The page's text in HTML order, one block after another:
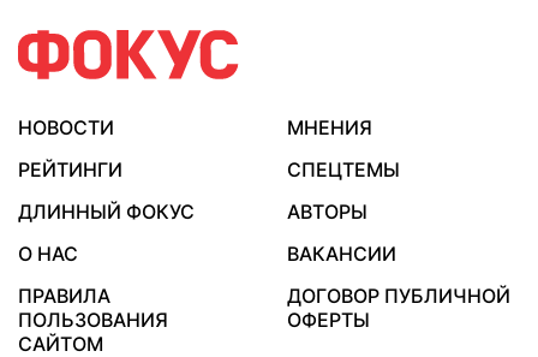
НОВОСТИ
МНЕНИЯ
РЕЙТИНГИ
СПЕЦТЕМЫ
ДЛИННЫЙ ФОКУС
АВТОРЫ
О НАС
ВАКАНСИИ
ПРАВИЛА
ПОЛЬЗОВАНИЯ
САЙТОМ
ДОГОВОР ПУБЛИЧНОЙ
ОФЕРТЫ